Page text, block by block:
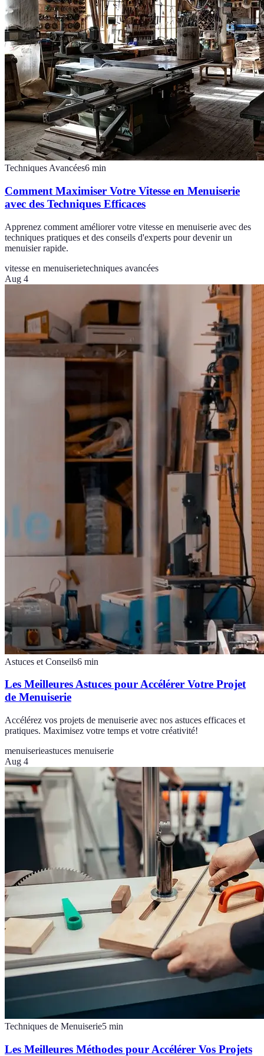
Techniques Avancées6 min
Comment Maximiser Votre Vitesse en Menuiserie
avec des Techniques Efficaces
Apprenez comment améliorer votre vitesse en menuiserie avec des
techniques pratiques et des conseils d'experts pour devenir un
menuisier rapide.
vitesse en menuiserietechniques avancées
Aug 4
Astuces et Conseils6 min
Les Meilleures Astuces pour Accélérer Votre Projet
de Menuiserie
Accélérez vos projets de menuiserie avec nos astuces efficaces et
pratiques. Maximisez votre temps et votre créativité!
menuiserieastuces menuiserie
Aug 4
Techniques de Menuiserie5 min
Les Meilleures Méthodes pour Accélérer Vos Projets